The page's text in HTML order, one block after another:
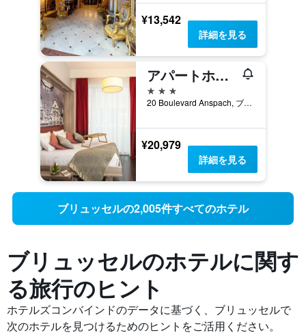
¥13,542
詳細を見る
アパートホテル アダージョ ブリュッセル グラン プラス
3つ星
20 Boulevard Anspach, ブリュッセル, ベルギー
¥20,979
詳細を見る
ブリュッセルの2,005件すべてのホテル
ブリュッセルの​ホテルに関す
る旅行のヒント
ホテルズコンバインドのデータに基づく、ブリュッセルで
次のホテルを見つけるためのヒントをご活用ください。